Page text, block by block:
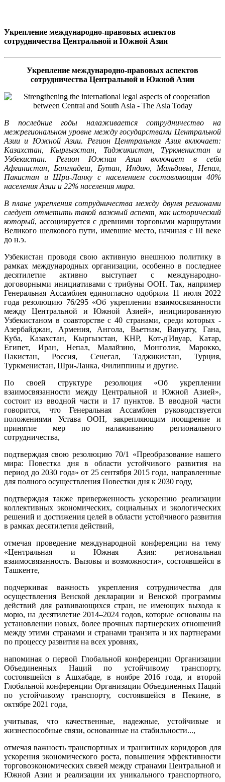
Укрепление международно-правовых аспектов
сотрудничества Центральной и Южной Азии
Укрепление международно-правовых аспектов
сотрудничества Центральной и Южной Азии
В последние годы налаживается сотрудничество на
межрегиональном уровне между государствами Центральной
Азии и Южной Азии. Регион Центральная Азия включает:
Казахстан, Кыргызстан, Таджикистан, Туркменистан и
Узбекистан. Регион Южная Азия включает в себя
Афганистан, Бангладеш, Бутан, Индию, Мальдивы, Непал,
Пакистан и Шри-Ланку с населением составляющим 40%
населения Азии и 22% населения мира.
В плане укрепления сотрудничества между двумя регионами
следует отметить такой важный аспект, как исторический
который, ассоциируется с древними торговыми маршрутами
Великого шелкового пути, имевшие место, начиная с III веке
до н.э.
Узбекистан проводя свою активную внешнюю политику в
рамках международных организации, особенно в последнее
десятилетие активно выступает с международно-
договорными инициативами с трибуны ООН. Так, например
Генеральная Ассамблея единогласно одобрила 11 июля 2022
года резолюцию 76/295 «Об укреплении взаимосвязанности
между Центральной и Южной Азией», инициированную
Узбекистаном в соавторстве с 40 странами, среди которых -
Азербайджан, Армения, Ангола, Вьетнам, Вануату, Гана,
Куба, Казахстан, Кыргызстан, КНР, Кот-д'Ивуар, Катар,
Египет, Иран, Непал, Малайзию, Монголия, Марокко,
Пакистан, Россия, Сенегал, Таджикистан, Турция,
Туркменистан, Шри-Ланка, Филиппины и другие.
По своей структуре резолюция «Об укреплении
взаимосвязанности между Центральной и Южной Азией»,
состоит из вводной части и 17 пунктов. В вводной части
говорится, что Генеральная Ассамблея руководствуется
положениями Устава ООН, закрепляющим поощрение и
принятие мер по налаживанию регионального
сотрудничества,
подтверждая свою резолюцию 70/1 «Преобразование нашего
мира: Повестка дня в области устойчивого развития на
период до 2030 года» от 25 сентября 2015 года, направленные
для полного осуществления Повестки дня к 2030 году,
подтверждая также приверженность ускорению реализации
коллективных экономических, социальных и экологических
решений и достижения целей в области устойчивого развития
в рамках десятилетия действий,
отмечая проведение международной конференции на тему
«Центральная и Южная Азия: региональная
взаимосвязанность. Вызовы и возможности», состоявшейся в
Ташкенте,
подчеркивая важность укрепления сотрудничества для
осуществления Венской декларации и Венской программы
действий для развивающихся стран, не имеющих выхода к
морю, на десятилетие 2014–2024 годов, которые основаны на
установлении новых, более прочных партнерских отношений
между этими странами и странами транзита и их партнерами
по процессу развития на всех уровнях,
напоминая о первой Глобальной конференции Организации
Объединенных Наций по устойчивому транспорту,
состоявшейся в Ашхабаде, в ноябре 2016 года, и второй
Глобальной конференции Организации Объединенных Наций
по устойчивому транспорту, состоявшейся в Пекине, в
октябре 2021 года,
учитывая, что качественные, надежные, устойчивые и
жизнеспособные связи, основанные на стабильности...,
отмечая важность транспортных и транзитных коридоров для
ускорения экономического роста, повышения эффективности
торговоэкономических связей между странами Центральной и
Южной Азии и реализации их уникального транспортного,